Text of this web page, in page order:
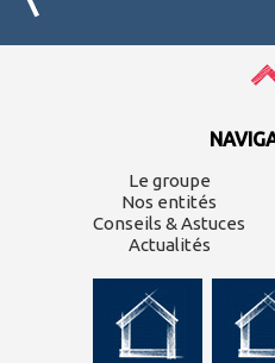
Le groupe
Nos entités
Conseils & Astuces
Actualités